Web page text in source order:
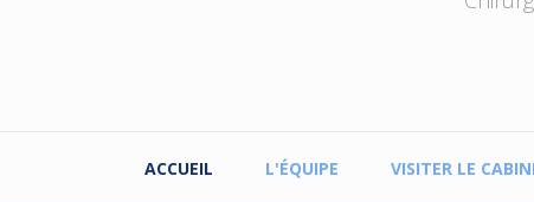
Menu principal
ACCUEIL L'ÉQUIPE VISITER LE